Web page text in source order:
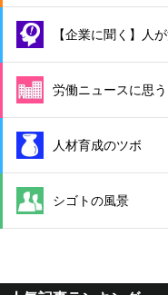
【企業に聞く】人
労働ニュースに思う
人材育成のツボ
シゴトの風景